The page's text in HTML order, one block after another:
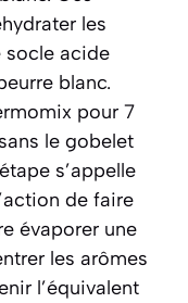
les
socle acide
blanc.
pour 7
le gobelet
s’appelle
de faire
évaporer une
les arômes
l’équivalent